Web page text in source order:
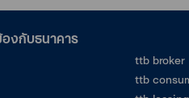
องกับธนาคาร
ttb broker
ttb